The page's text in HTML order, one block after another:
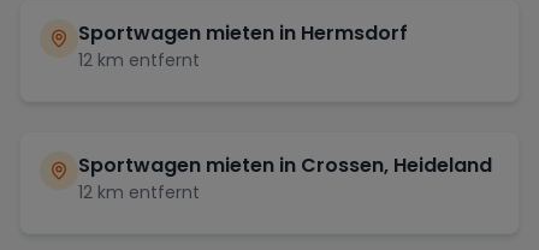
Sportwagen mieten in Hermsdorf
12 km entfernt
Sportwagen mieten in Crossen, Heideland
12 km entfernt